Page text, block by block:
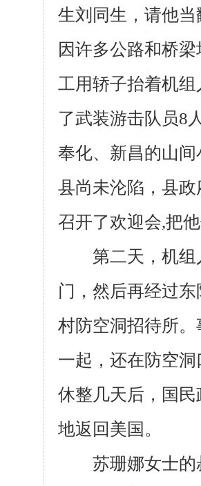
生刘同生，请他
因许多公路和桥
工用轿子抬着机
了武装游击队员8
奉化、新昌的山
县尚未沦陷，县
召开了欢迎会,把
第二天，机组
门，然后再经过
村防空洞招待所
一起，还在防空
休整几天后，国
地返回美国。
苏珊娜女士的